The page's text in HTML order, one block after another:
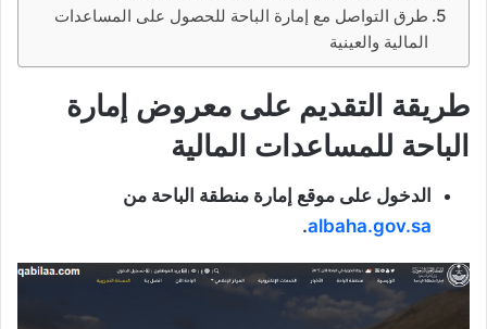
طرق التواصل مع إمارة الباحة للحصول على المساعدات
المالية والعينية
طريقة التقديم على معروض إمارة
الباحة للمساعدات المالية
الدخول على موقع إمارة منطقة الباحة من
albaha.gov.sa
.